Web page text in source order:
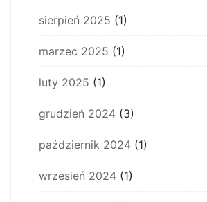
sierpień 2025 (1)
marzec 2025 (1)
luty 2025 (1)
grudzień 2024 (3)
październik 2024 (1)
wrzesień 2024 (1)